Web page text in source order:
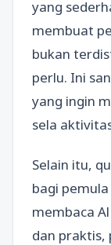
yang
membuat
bukan
perlu. Ini
yang ingin
sela
Selain itu,
bagi
membaca
dan praktis,